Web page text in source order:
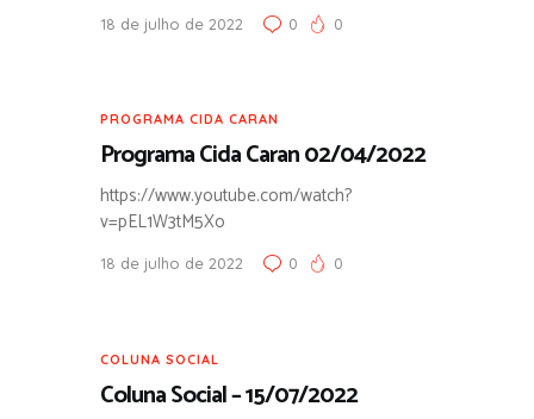
18 de julho de 2022 0 0
PROGRAMA CIDA CARAN
Programa Cida Caran 02/04/2022
https://www.youtube.com/watch?
v=pEL1W3tM5Xo
18 de julho de 2022 0 0
COLUNA SOCIAL
Coluna Social – 15/07/2022